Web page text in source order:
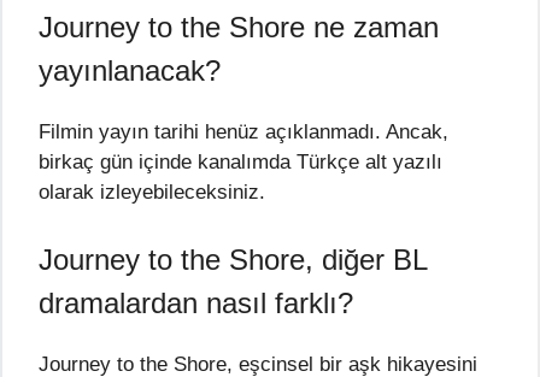
Journey to the Shore ne zaman
yayınlanacak?
Filmin yayın tarihi henüz açıklanmadı. Ancak,
birkaç gün içinde kanalımda Türkçe alt yazılı
olarak izleyebileceksiniz.
Journey to the Shore, diğer BL
dramalardan nasıl farklı?
Journey to the Shore, eşcinsel bir aşk hikayesini